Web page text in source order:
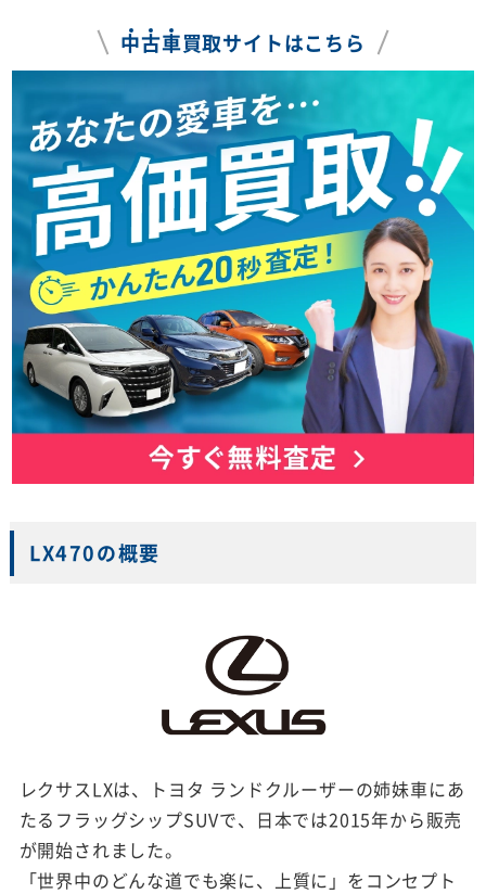
中古車買取サイトはこちら
LX470の概要
レクサスLXは、トヨタ ランドクルーザーの姉妹車にあ
たるフラッグシップSUVで、日本では2015年から販売
が開始されました。
「世界中のどんな道でも楽に、上質に」をコンセプト